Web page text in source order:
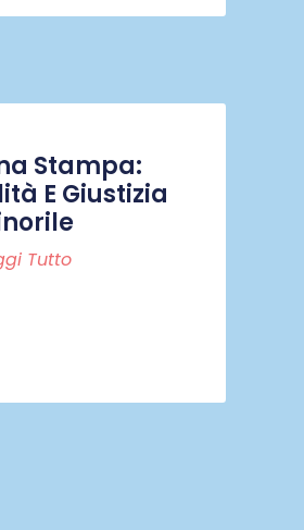
Stampa:
E Giustizia
Tutto